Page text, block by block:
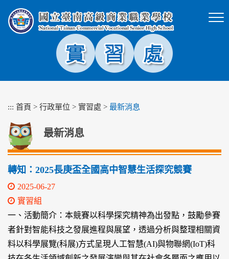
塊
::: 首頁 > 行政單位 > 實習處 > 最新消息
最新消息
轉知：2025長庚盃全國高中智慧生活探究競賽
2025-06-27
實習組
一、活動簡介：本競賽以科學探究精神為出發點，鼓勵參賽
者針對智能科技之發展進程與展望，透過分析與整理相關資
料以科學展覽(科展)方式呈現人工智慧(AI)與物聯網(IoT)科